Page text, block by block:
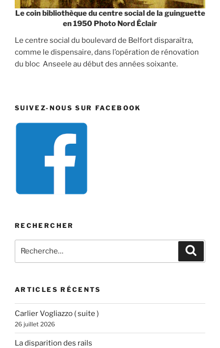
Le coin bibliothèque du centre social de la guinguette
en 1950 Photo Nord Éclair
Le centre social du boulevard de Belfort disparaîtra,
comme le dispensaire, dans l’opération de rénovation
du bloc Anseele au début des années soixante.
SUIVEZ-NOUS SUR FACEBOOK
RECHERCHER
pour
ARTICLES RÉCENTS
Carlier Vogliazzo ( suite )
26 juillet 2026
La disparition des rails